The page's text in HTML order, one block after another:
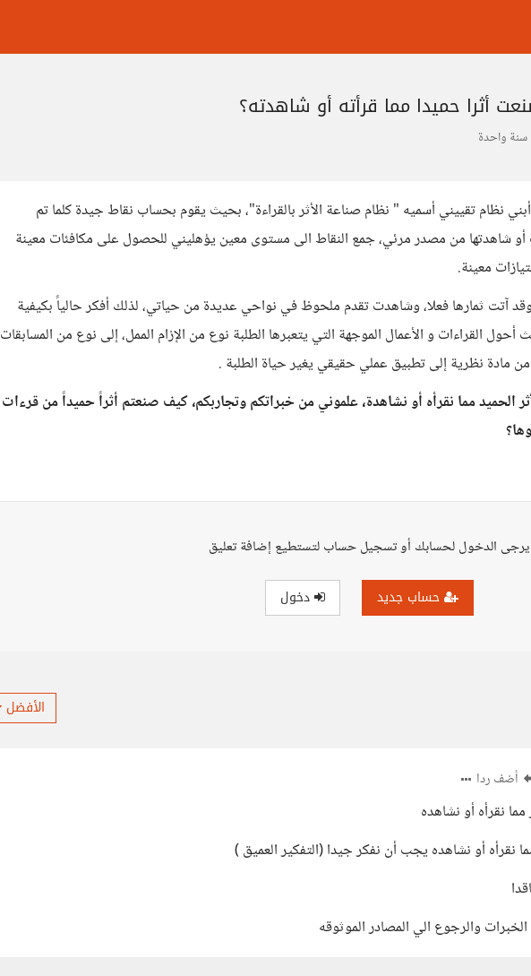
أثرا حميدا مما قرأته أو شاهدته؟
سنة واحدة
نظام تقييني أسميه " نظام صناعة الأثر بالقراءة"، بحيث يقوم بحساب نقاط جيدة كلما تم
أو شاهدتها من مصدر مرئي، جمع النقاط الى مستوى معين يؤهليني للحصول على مكافئات معينة
معينة.
آتت ثمارها فعلا، وشاهدت تقدم ملحوظ في نواحي عديدة من حياتي، لذلك أفكر حالياً بكيفية
القراءات و الأعمال الموجهة التي يتعبرها الطلبة نوع من الإزام الممل، إلى نوع من المسابقات
مادة نظرية إلى تطبيق عملي حقيقي يغير حياة الطلبة .
الحميد مما نقرأه أو نشاهدة، علموني من خبراتكم وتجاربكم، كيف صنعتم أثراً حميداً من قرءات
يرجى الدخول لحسابك أو تسجيل حساب لتستطيع إضافة تعليق
حساب جديد دخول
الأفضل
أضف ردا
نقرأه أو نشاهده
نقرأه أو نشاهده يجب أن نفكر جيدا (التفكير العميق )
والرجوع الي المصادر الموثوقه